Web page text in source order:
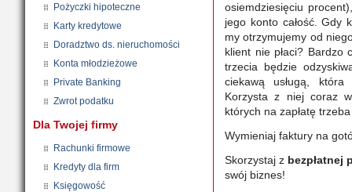
Pożyczki hipoteczne
Karty kredytowe
Doradztwo ds. nieruchomości
Konta młodzieżowe
Private Banking
Zwrot podatku
Dla Twojej firmy
Rachunki firmowe
Kredyty dla firm
Księgowość
osiemdziesięciu
jego konto całość. Gdy
my otrzymujemy od
klient nie płaci?
trzecia będzie
ciekawą usługą,
Korzysta z niej coraz
których na zapłatę
Wymieniaj faktury na
Skorzystaj z bezpłatnej
swój biznes!